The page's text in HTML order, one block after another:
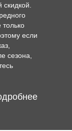
если
сезона,